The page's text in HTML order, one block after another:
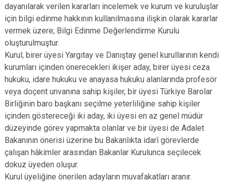
dayanılarak verilen kararları incelemek ve kurum ve kuruluşlar
için bilgi edinme hakkının kullanılmasına ilişkin olarak kararlar
vermek üzere; Bilgi Edinme Değerlendirme Kurulu
oluşturulmuştur.
Kurul; birer üyesi Yargıtay ve Danıştay genel kurullarının kendi
kurumları içinden önerecekleri ikişer aday, birer üyesi ceza
hukuku, idare hukuku ve anayasa hukuku alanlarında profesör
veya doçent unvanına sahip kişiler, bir üyesi Türkiye Barolar
Birliğinin baro başkanı seçilme yeterliliğine sahip kişiler
içinden göstereceği iki aday, iki üyesi en az genel müdür
düzeyinde görev yapmakta olanlar ve bir üyesi de Adalet
Bakanının önerisi üzerine bu Bakanlıkta idarî görevlerde
çalışan hâkimler arasından Bakanlar Kurulunca seçilecek
dokuz üyeden oluşur.
Kurul üyeliğine önerilen adayların muvafakatları aranır.